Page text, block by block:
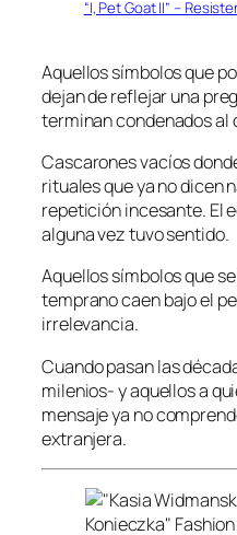
“I, Pet Goat II” –
Aquellos símbolos que
dejan de reflejar una
terminan condenados al
Cascarones vacíos
rituales que ya no dicen
repetición incesante. El
alguna vez tuvo sentido.
Aquellos símbolos que
temprano caen bajo el
irrelevancia.
Cuando pasan las
milenios- y aquellos a
mensaje ya no
extranjera.